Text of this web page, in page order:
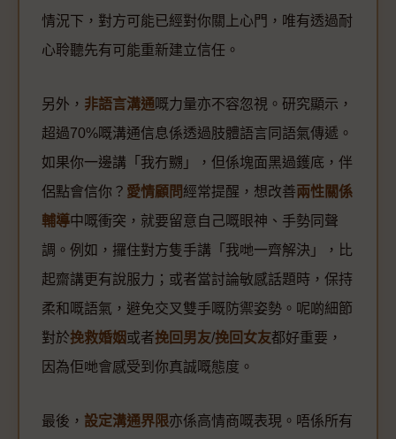
情況下，對方可能已經對你關上心門，唯有透過耐
心聆聽先有可能重新建立信任。
另外， 非語言溝通嘅力量亦不容忽視。研究顯示，
超過70%嘅溝通信息係透過肢體語言同語氣傳遞。
如果你一邊講「我冇嬲」，但係塊面黑過鑊底，伴
侶點會信你？ 愛情顧問經常提醒，想改善兩性關係
輔導中嘅衝突，就要留意自己嘅眼神、手勢同聲
調。例如，攞住對方隻手講「我哋一齊解決」，比
起齋講更有說服力；或者當討論敏感話題時，保持
柔和嘅語氣，避免交叉雙手嘅防禦姿勢。呢啲細節
對於挽救婚姻或者挽回男友/挽回女友都好重要，
因為佢哋會感受到你真誠嘅態度。
最後， 設定溝通界限亦係高情商嘅表現。唔係所有